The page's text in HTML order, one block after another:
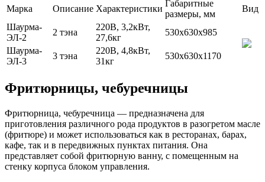
Марка Описание Характеристики
Габаритные
размеры, мм
Вид
Шаурма-
ЭЛ-2
2 тэна
220В, 3,2кВт,
27,6кг
530х630х985
Шаурма-
ЭЛ-3
3 тэна
220В, 4,8кВт,
31кг
530х630х1170
Фритюрницы, чебуречницы
Фритюрница, чебуречница — предназначена для
приготовления различного рода продуктов в разогретом масле
(фритюре) и может использоваться как в ресторанах, барах,
кафе, так и в передвижных пунктах питания. Она
представляет собой фритюрную ванну, с помещенным на
стенку корпуса блоком управления.